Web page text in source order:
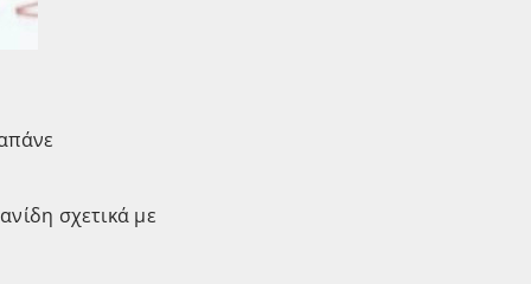
σχετικά με